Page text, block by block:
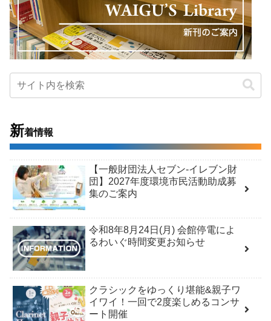
新着情報
【一般財団法人セブン-イレブン財
団】2027年度環境市民活動助成募
集のご案内
令和8年8月24日(月) 会館停電によ
るわいぐ時間変更お知らせ
クラシックをゆっくり堪能&親子ワ
イワイ！一回で2度楽しめるコンサ
ート開催